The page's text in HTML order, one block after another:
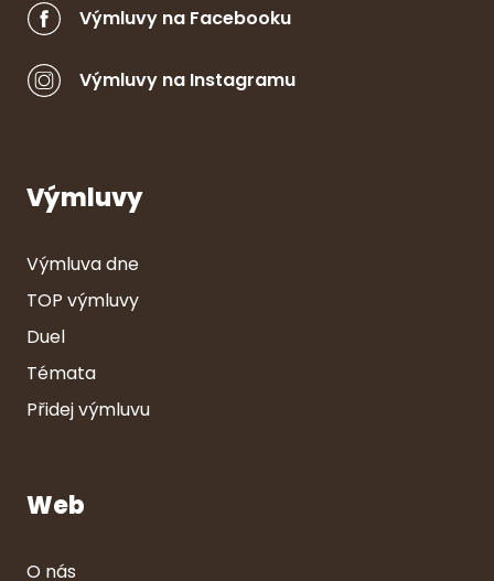
Výmluvy na Facebooku
Výmluvy na Instagramu
Výmluvy
Výmluva dne
TOP výmluvy
Duel
Témata
Přidej výmluvu
Web
O nás